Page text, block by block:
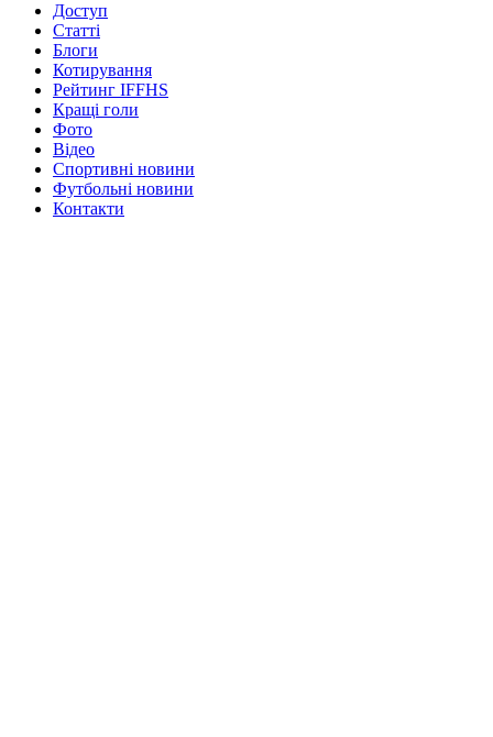
Доступ
Статті
Блоги
Котирування
Рейтинг IFFHS
Кращі голи
Фото
Відео
Спортивні новини
Футбольні новини
Контакти